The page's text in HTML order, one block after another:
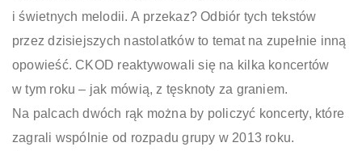
i świetnych melodii. A przekaz? Odbiór tych tekstów
przez dzisiejszych nastolatków to temat na zupełnie inną
opowieść. CKOD reaktywowali się na kilka koncertów
w tym roku – jak mówią, z tęsknoty za graniem.
Na palcach dwóch rąk można by policzyć koncerty, które
zagrali wspólnie od rozpadu grupy w 2013 roku.